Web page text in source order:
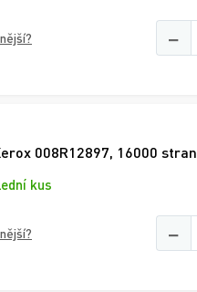
−
008R12897, 16000 stran
kus
−